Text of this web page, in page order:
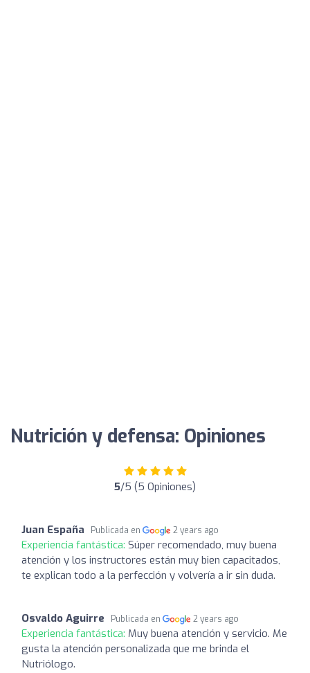
Nutrición y defensa: Opiniones
5/5 (5 Opiniones)
Juan España Publicada en 2 years ago
Experiencia fantástica: Súper recomendado, muy buena
atención y los instructores están muy bien capacitados,
te explican todo a la perfección y volvería a ir sin duda.
Osvaldo Aguirre Publicada en 2 years ago
Experiencia fantástica: Muy buena atención y servicio. Me
gusta la atención personalizada que me brinda el
Nutriólogo.